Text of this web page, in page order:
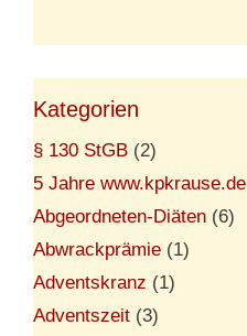
Kategorien
§ 130 StGB (2)
5 Jahre www.kpkrause.de
Abgeordneten-Diäten (6)
Abwrackprämie (1)
Adventskranz (1)
Adventszeit (3)